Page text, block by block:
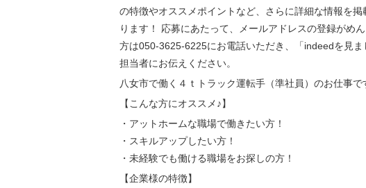
の特徴やオススメポイントなど、さらに詳細な情報を掲
ります！ 応募にあたって、メールアドレスの登録がめ
方は050-3625-6225にお電話いただき、「indeedを見ま
担当者にお伝えください。
八女市で働く４ｔトラック運転手（準社員）のお仕事で
【こんな方にオススメ♪】
・アットホームな職場で働きたい方！
・スキルアップしたい方！
・未経験でも働ける職場をお探しの方！
【企業様の特徴】